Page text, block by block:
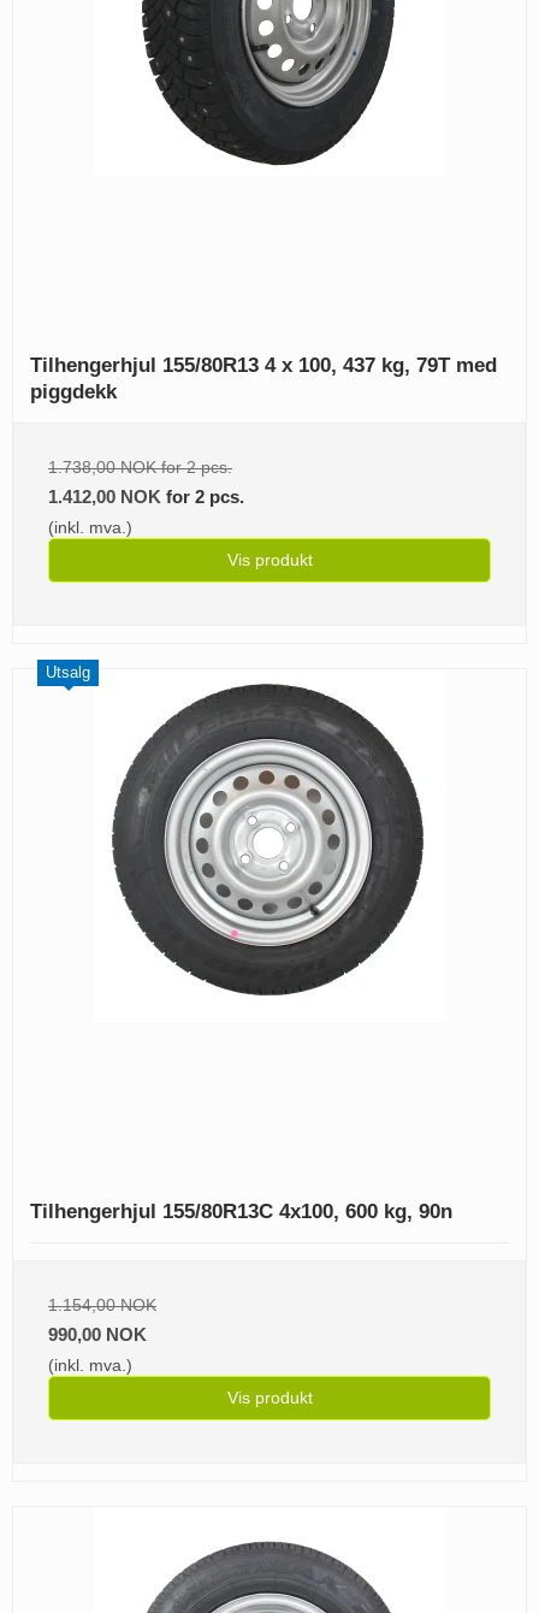
Tilhengerhjul 155/80R13 4 x 100, 437 kg, 79T med
piggdekk
1.738,00 NOK for 2 pcs.
1.412,00 NOK for 2 pcs.
(inkl. mva.)
Vis produkt
Utsalg
Tilhengerhjul 155/80R13C 4x100, 600 kg, 90n
1.154,00 NOK
990,00 NOK
(inkl. mva.)
Vis produkt